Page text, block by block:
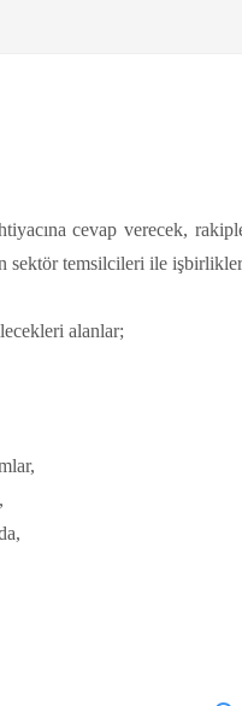
cevap verecek,
sektör temsilcileri ile
alanlar;